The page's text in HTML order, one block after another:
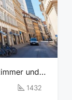
Flexible Gewerberäume – Einzelzimmer und Teilflächen in verschiedenen Größen verfügbar
1432